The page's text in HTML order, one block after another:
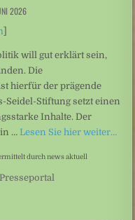
2026
]
will gut erklärt sein,
Die
hierfür der prägende
Seidel-Stiftung setzt einen
Inhalte. Der
… Lesen Sie hier weiter…
durch news aktuell
Presseportal